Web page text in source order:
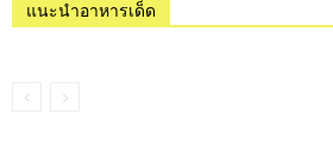
แนะนำอาหารเด็ด